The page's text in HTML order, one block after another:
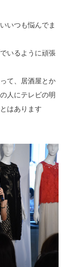
いつも悩んでま
いるように頑張
て、居酒屋とか
人にテレビの明
はあります